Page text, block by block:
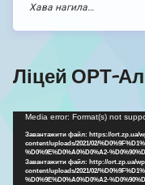
Хава нагила…
Ліцей ОРТ-
Відеопрогравач
Media error: Format(s) not
Завантажити файл: https://ort.zp.ua/
content/uploads/2021/02/
%D0%9E%D0%A0%D0%A2-
Завантажити файл: http://ort.zp.ua/
content/uploads/2021/02/
%D0%9E%D0%A0%D0%A2-